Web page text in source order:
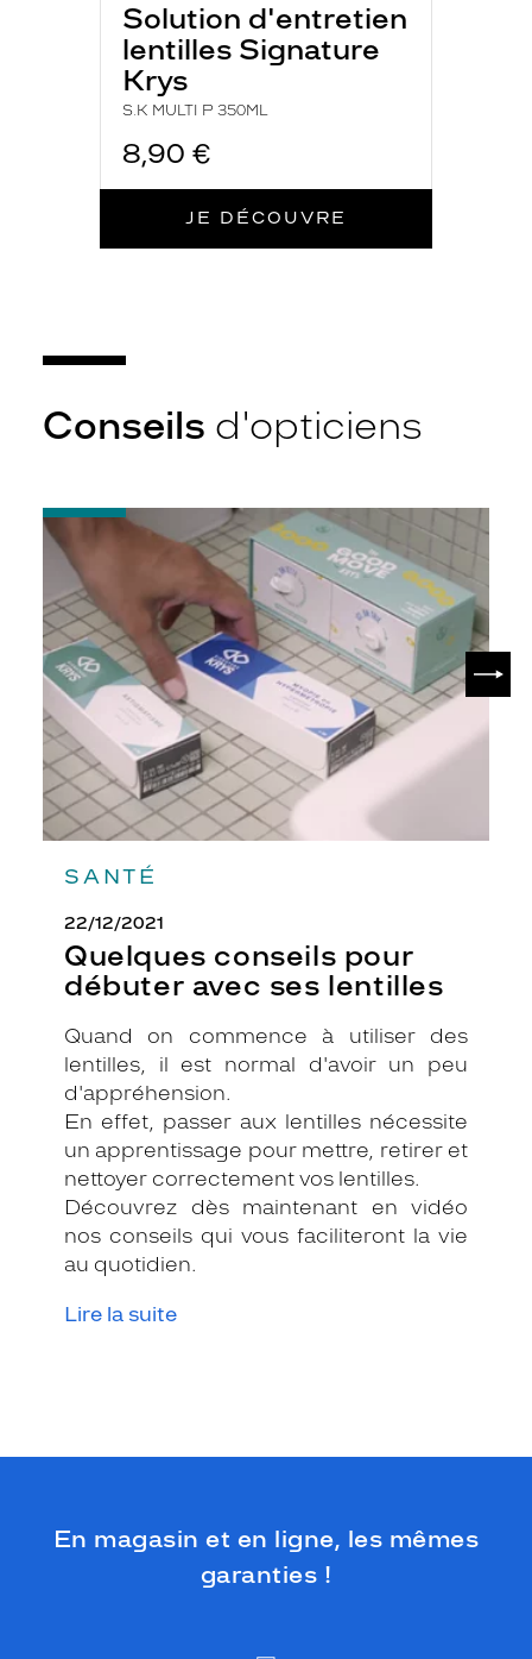
Solution d'entretien
lentilles Signature
Krys
S.K MULTI P 350ML
8,90 €
JE DÉCOUVRE
Conseils d'opticiens
SANTÉ
22/12/2021
Quelques conseils pour
débuter avec ses lentilles
Quand on commence à utiliser des
lentilles, il est normal d'avoir un peu
d'appréhension.
En effet, passer aux lentilles nécessite
un apprentissage pour mettre, retirer et
nettoyer correctement vos lentilles.
Découvrez dès maintenant en vidéo
nos conseils qui vous faciliteront la vie
au quotidien.
Lire la suite
-
Quelques
conseils
pour
débuter
avec
ses
lentilles
En magasin et en ligne, les mêmes
garanties !